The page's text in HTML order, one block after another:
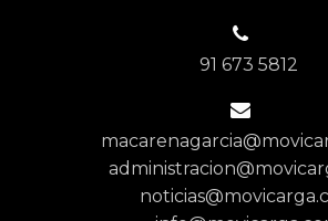
91 673 5812